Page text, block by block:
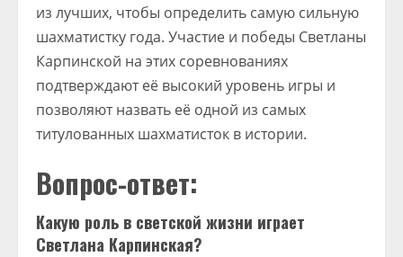
из лучших, чтобы определить самую сильную
шахматистку года. Участие и победы Светланы
Карпинской на этих соревнованиях
подтверждают её высокий уровень игры и
позволяют назвать её одной из самых
титулованных шахматисток в истории.
Вопрос-ответ:
Какую роль в светской жизни играет
Светлана Карпинская?